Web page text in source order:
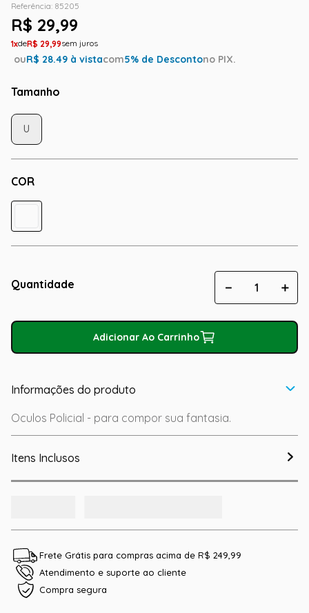
Referência: 85205
R$ 29,99
1 R$ 29,99
ouR$ 28.49 à vistacom5% de Descontono PIX.
Tamanho
COR
U
Quantidade ＋
－
Adicionar Ao Carrinho
Informações do produto
Oculos Policial - para compor sua fantasia.
Itens Inclusos
Frete Grátis para compras acima de R$ 249,99
Atendimento e suporte ao cliente
Compra segura